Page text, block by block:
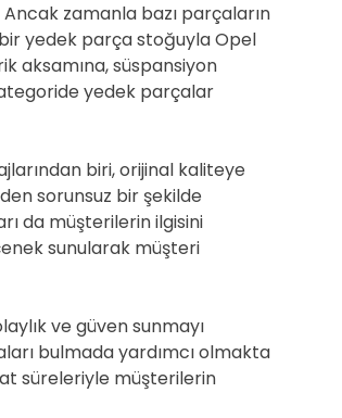
Ancak zamanla bazı parçaların
yedek parça stoğuyla Opel
aksamına, süspansiyon
yedek parçalar
biri, orijinal kaliteye
sorunsuz bir şekilde
da müşterilerin ilgisini
sunularak müşteri
ve güven sunmayı
bulmada yardımcı olmakta
süreleriyle müşterilerin